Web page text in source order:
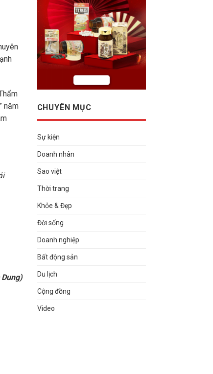
năm
CHUYÊN MỤC
Sự kiện
Doanh nhân
Sao việt
Thời trang
Khỏe & Đẹp
Đời sống
Doanh nghiệp
Bất động sản
Du lịch
Cộng đồng
Video